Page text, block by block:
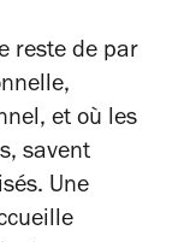
reste de par
et où les
savent
Une